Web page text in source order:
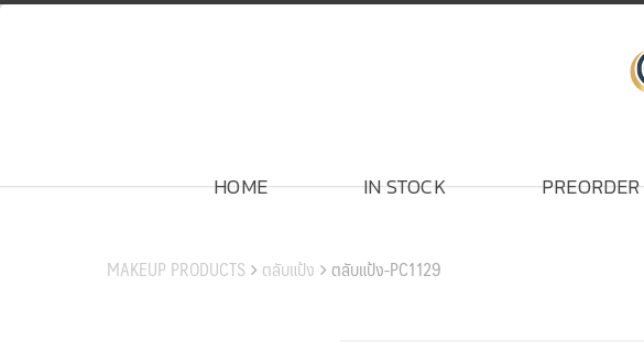
Skip
HOME IN STOCK PREORDER
MAKEUP PRODUCTS ตลับแป้ง ตลับแป้ง-PC1129